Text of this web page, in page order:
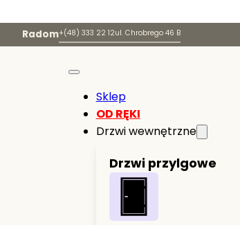
Radom+(48) 333 22 12ul. Chrobrego 46 B
Sklep
OD RĘKI
Drzwi wewnętrzne
Drzwi przylgowe